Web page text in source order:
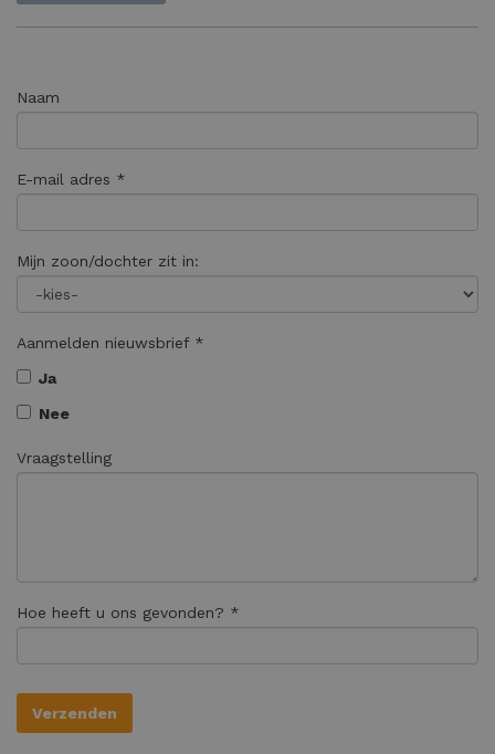
Naam
E-mail adres *
Mijn zoon/dochter zit in:
Aanmelden nieuwsbrief *
Ja
Nee
Vraagstelling
Hoe heeft u ons gevonden? *